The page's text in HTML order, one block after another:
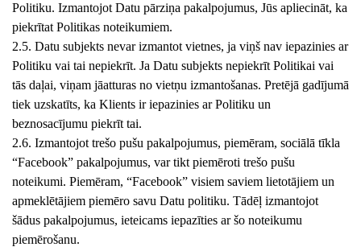
Politiku. Izmantojot Datu pārziņa pakalpojumus, Jūs apliecināt, ka
piekrītat Politikas noteikumiem.
2.5. Datu subjekts nevar izmantot vietnes, ja viņš nav iepazinies ar
Politiku vai tai nepiekrīt. Ja Datu subjekts nepiekrīt Politikai vai
tās daļai, viņam jāatturas no vietņu izmantošanas. Pretējā gadījumā
tiek uzskatīts, ka Klients ir iepazinies ar Politiku un
beznosacījumu piekrīt tai.
2.6. Izmantojot trešo pušu pakalpojumus, piemēram, sociālā tīkla
“Facebook” pakalpojumus, var tikt piemēroti trešo pušu
noteikumi. Piemēram, “Facebook” visiem saviem lietotājiem un
apmeklētājiem piemēro savu Datu politiku. Tādēļ izmantojot
šādus pakalpojumus, ieteicams iepazīties ar šo noteikumu
piemērošanu.